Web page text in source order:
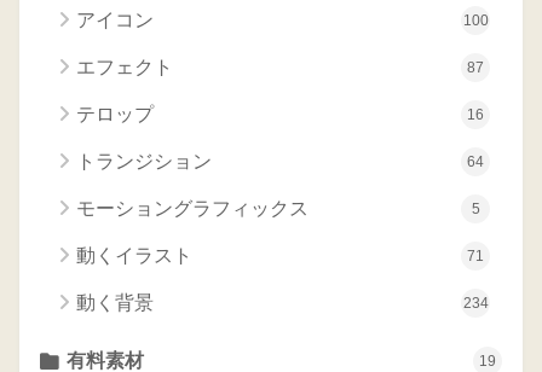
アイコン 100
エフェクト 87
テロップ 16
トランジション 64
モーショングラフィックス 5
動くイラスト 71
動く背景 234
有料素材 19